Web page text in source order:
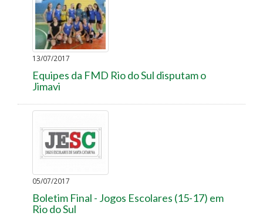
13/07/2017
Equipes da FMD Rio do Sul disputam o
Jimavi
05/07/2017
Boletim Final - Jogos Escolares (15-17) em
Rio do Sul